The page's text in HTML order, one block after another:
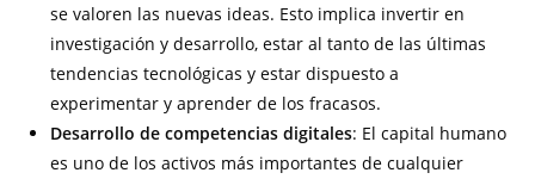
se valoren las nuevas ideas. Esto implica invertir en
investigación y desarrollo, estar al tanto de las últimas
tendencias tecnológicas y estar dispuesto a
experimentar y aprender de los fracasos.
Desarrollo de competencias digitales: El capital humano
es uno de los activos más importantes de cualquier